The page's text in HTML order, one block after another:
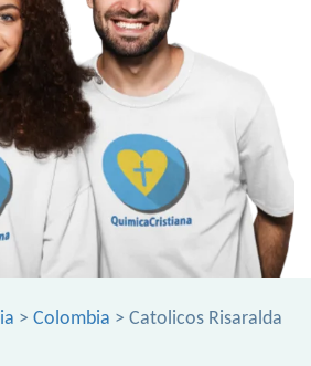
> Colombia > Catolicos Risaralda